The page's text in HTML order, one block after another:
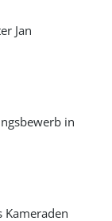
Jan
in
Kameraden